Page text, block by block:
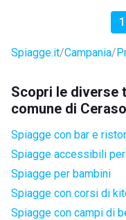
1
Spiagge.it Campania
Scopri le diverse
comune di Ceraso
Spiagge con bar e
Spiagge accessibili
Spiagge per bambini
Spiagge con corsi di
Spiagge con campi di